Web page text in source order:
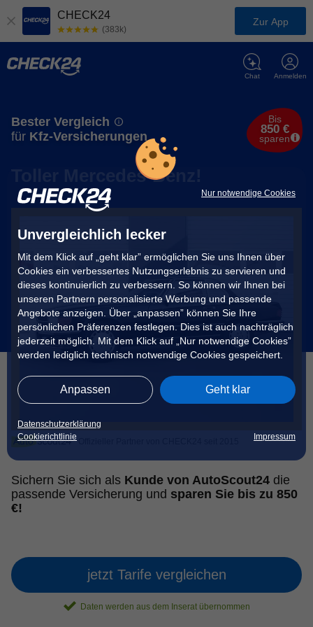
Nur notwendige Cookies
Unvergleichlich lecker
Mit dem Klick auf „geht klar” ermöglichen Sie uns Ihnen über
Cookies ein verbessertes Nutzungserlebnis zu servieren und
dieses kontinuierlich zu verbessern. So können wir Ihnen bei
unseren Partnern personalisierte Werbung und passende
Angebote anzeigen. Über „anpassen” können Sie Ihre
persönlichen Präferenzen festlegen. Dies ist auch nachträglich
jederzeit möglich. Mit dem Klick auf „Nur notwendige Cookies”
werden lediglich technisch notwendige Cookies gespeichert.
Anpassen Geht klar
Datenschutzerklärung
Cookierichtlinie
Impressum
CHECK24
(383k)
Zur App
Anmelden
Chat
Bester Vergleich
für Kfz-Versicherungen
Bis
850 €
sparen
Toller Mercedes-Benz!
Sichern Sie sich als Kunde von AutoScout24 die
passende Versicherung und sparen Sie bis zu 850
€!
jetzt Tarife vergleichen
Daten werden aus dem Inserat übernommen